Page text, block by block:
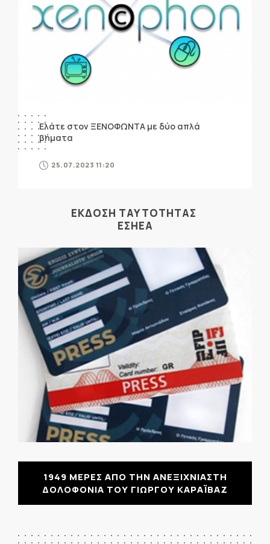
Ελάτε στον ΞΕΝΟΦΩΝΤΑ με δύο απλά
βήματα
25.07.2023 11:20
ΕΚΔΟΣΗ ΤΑΥΤΟΤΗΤΑΣ
ΕΣΗΕΑ
1949 ΜΕΡΕΣ ΑΠΟ ΤΗΝ ΑΝΕΞΙΧΝΙΑΣΤΗ
ΔΟΛΟΦΟΝΙΑ ΤΟΥ ΓΙΩΡΓΟΥ ΚΑΡΑΪΒΑΖ